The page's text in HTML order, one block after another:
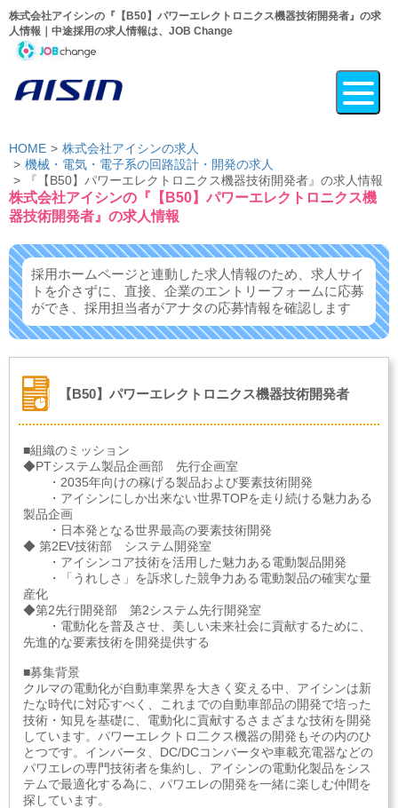
株式会社アイシンの『【B50】パワーエレクトロニクス機器技術開発者』の求
人情報｜中途採用の求人情報は、JOB Change
HOME
株式会社アイシンの求人
機械・電気・電子系の回路設計・開発の求人
『【B50】パワーエレクトロニクス機器技術開発者』の求人情報
株式会社アイシンの『【B50】パワーエレクトロニクス機
器技術開発者』の求人情報
採用ホームページと連動した求人情報のため、求人サイ
トを介さずに、 直接、企業のエントリーフォームに応募
ができ、 採用担当者がアナタの応募情報を確認します
【B50】パワーエレクトロニクス機器技術開発者
■組織のミッション
◆PTシステム製品企画部 先行企画室
・2035年向けの稼げる製品および要素技術開発
・アイシンにしか出来ない世界TOPを走り続ける魅力ある
製品企画
・日本発となる世界最高の要素技術開発
◆ 第2EV技術部 システム開発室
・アイシンコア技術を活用した魅力ある電動製品開発
・「うれしさ」を訴求した競争力ある電動製品の確実な量
産化
◆第2先行開発部 第2システム先行開発室
・電動化を普及させ、美しい未来社会に貢献するために、
先進的な要素技術を開発提供する
■募集背景
クルマの電動化が自動車業界を大きく変える中、アイシンは新
たな時代に対応すべく、これまでの自動車部品の開発で培った
技術・知見を基礎に、電動化に貢献するさまざまな技術を開発
しています。パワーエレクトロ二クス機器の開発もその内のひ
とつです。インバータ、DC/DCコンバータや車載充電器などの
パワエレの専門技術者を集約し、アイシンの電動化製品をシス
テムで最適化する為に、パワエレの開発を一緒に楽しむ仲間を
探しています。